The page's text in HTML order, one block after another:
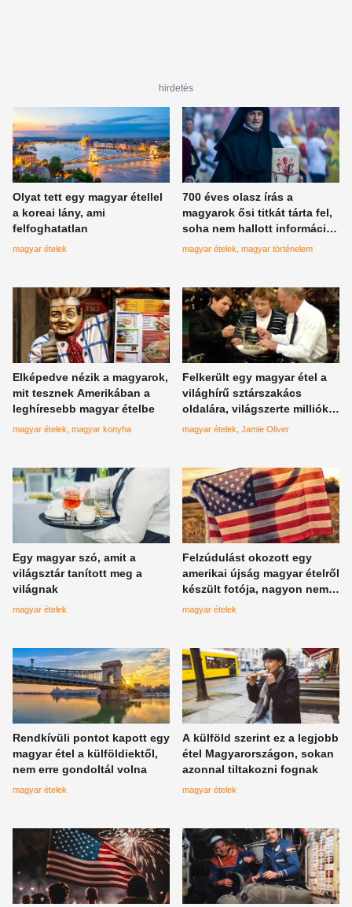
hirdetés
Olyat tett egy magyar étellel
a koreai lány, ami
felfoghatatlan
magyar ételek
700 éves olasz írás a
magyarok ősi titkát tárta fel,
soha nem hallott információ
került elő
magyar ételek magyar történelem
Elképedve nézik a magyarok,
mit tesznek Amerikában a
leghíresebb magyar ételbe
magyar ételek magyar konyha
Felkerült egy magyar étel a
világhírű sztárszakács
oldalára, világszerte milliók
készíthetik így
magyar ételek Jamie Oliver
Egy magyar szó, amit a
világsztár tanított meg a
világnak
magyar ételek
Felzúdulást okozott egy
amerikai újság magyar ételről
készült fotója, nagyon nem
stimmel valami
magyar ételek
Rendkívüli pontot kapott egy
magyar étel a külföldiektől,
nem erre gondoltál volna
magyar ételek
A külföld szerint ez a legjobb
étel Magyarországon, sokan
azonnal tiltakozni fognak
magyar ételek